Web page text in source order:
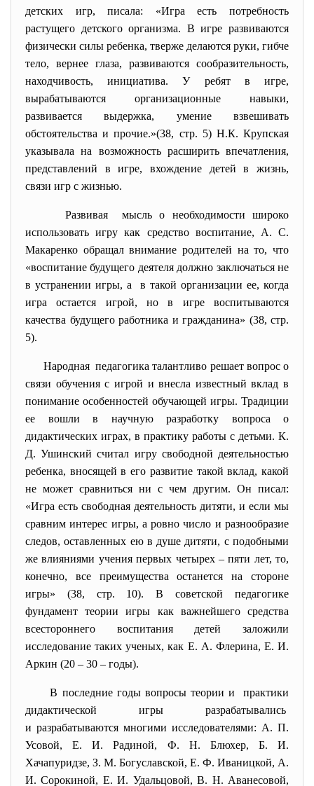
детских игр, писала: «Игра есть потребность
растущего детского организма. В игре развиваются
физически силы ребенка, тверже делаются руки, гибче
тело, вернее глаза, развиваются сообразительность,
находчивость, инициатива. У ребят в игре,
вырабатываются организационные навыки,
развивается выдержка, умение взвешивать
обстоятельства и прочие.»(38, стр. 5) Н.К. Крупская
указывала на возможность расширить впечатления,
представлений в игре, вхождение детей в жизнь,
связи игр с жизнью.
Развивая мысль о необходимости широко
использовать игру как средство воспитание, А. С.
Макаренко обращал внимание родителей на то, что
«воспитание будущего деятеля должно заключаться не
в устранении игры, а в такой организации ее, когда
игра остается игрой, но в игре воспитываются
качества будущего работника и гражданина» (38, стр.
5).
Народная педагогика талантливо решает вопрос о
связи обучения с игрой и внесла известный вклад в
понимание особенностей обучающей игры. Традиции
ее вошли в научную разработку вопроса о
дидактических играх, в практику работы с детьми. К.
Д. Ушинский считал игру свободной деятельностью
ребенка, вносящей в его развитие такой вклад, какой
не может сравниться ни с чем другим. Он писал:
«Игра есть свободная деятельность дитяти, и если мы
сравним интерес игры, а ровно число и разнообразие
следов, оставленных ею в душе дитяти, с подобными
же влияниями учения первых четырех – пяти лет, то,
конечно, все преимущества останется на стороне
игры» (38, стр. 10). В советской педагогике
фундамент теории игры как важнейшего средства
всестороннего воспитания детей заложили
исследование таких ученых, как Е. А. Флерина, Е. И.
Аркин (20 – 30 – годы).
В последние годы вопросы теории и практики
дидактической игры разрабатывались
и разрабатываются многими исследователями: А. П.
Усовой, Е. И. Радиной, Ф. Н. Блюхер, Б. И.
Хачапуридзе, З. М. Богуславской, Е. Ф. Иваницкой, А.
И. Сорокиной, Е. И. Удальцовой, В. Н. Аванесовой,